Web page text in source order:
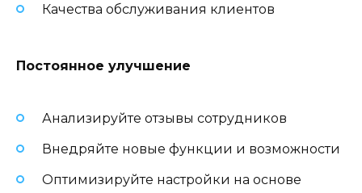
Качества обслуживания клиентов
Постоянное улучшение
Анализируйте отзывы сотрудников
Внедряйте новые функции и возможности
Оптимизируйте настройки на основе